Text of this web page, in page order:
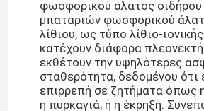
φωσφορικού άλατος σιδήρου
μπαταριών φωσφορικού
λίθιου, ως τύπο λίθιο-
κατέχουν διάφορα
εκθέτουν την υψηλότερες
σταθερότητα, δεδομένου ότι
επιρρεπή σε ζητήματα όπως
η πυρκαγιά, ή η έκρηξη.